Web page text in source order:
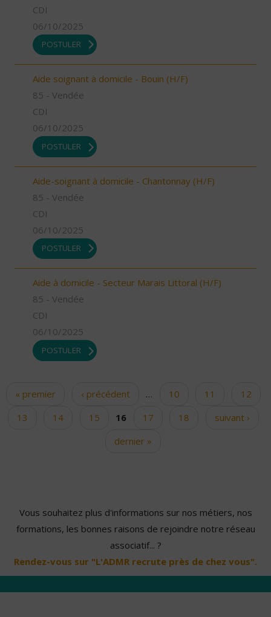
CDI
06/10/2025
POSTULER
Aide soignant à domicile - Bouin (H/F)
85 - Vendée
CDI
06/10/2025
POSTULER
Aide-soignant à domicile - Chantonnay (H/F)
85 - Vendée
CDI
06/10/2025
POSTULER
Aide à domicile - Secteur Marais Littoral (H/F)
85 - Vendée
CDI
06/10/2025
POSTULER
Pages
« premier ‹ précédent … 10 11
12
13
14 15 16 17 18
suivant ›
dernier »
Vous souhaitez plus d'informations sur nos métiers, nos
formations, les bonnes raisons de rejoindre notre réseau
associatif... ?
Rendez-vous sur "L'ADMR recrute près de chez vous".